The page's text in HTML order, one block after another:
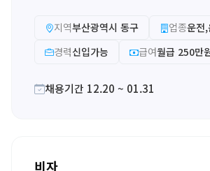
지역부산광역시 동구 업종운전
경력신입가능 급여월급 250만
채용기간 12.20 ~ 01.31
비자